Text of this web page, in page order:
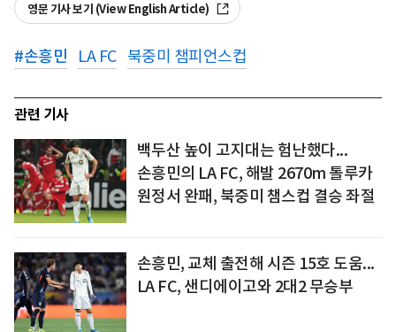
영문 기사 보기 (View English Article)
#손흥민 LA FC 북중미 챔피언스컵
관련 기사
백두산 높이 고지대는 험난했다...
손흥민의 LA FC, 해발 2670m 톨루카
원정서 완패, 북중미 챔스컵 결승 좌절
손흥민, 교체 출전해 시즌 15호 도움...
LA FC, 샌디에이고와 2대2 무승부